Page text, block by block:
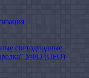
cветодиодные
УФО (UFO)